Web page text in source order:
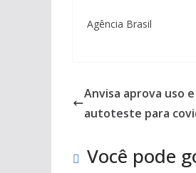
Agência Brasil
Anvisa aprova uso
autoteste para
Você pode